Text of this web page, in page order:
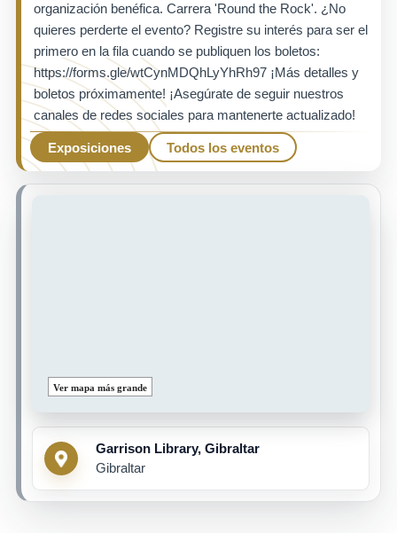
Ver mapa más grande
Garrison Library, Gibraltar
Gibraltar
organización benéfica. Carrera 'Round the Rock'. ¿No
quieres perderte el evento? Registre su interés para ser el
primero en la fila cuando se publiquen los boletos:
https://forms.gle/wtCynMDQhLyYhRh97 ¡Más detalles y
boletos próximamente! ¡Asegúrate de seguir nuestros
canales de redes sociales para mantenerte actualizado!
Exposiciones Todos los eventos